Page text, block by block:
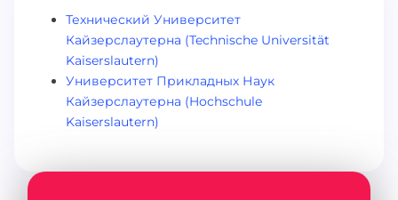
Технический Университет
Кайзерслаутерна (Technische Universität
Kaiserslautern)
Университет Прикладных Наук
Кайзерслаутерна (Hochschule
Kaiserslautern)